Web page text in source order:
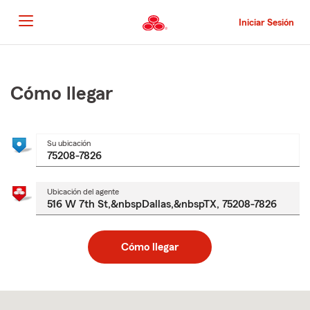
al
contenido
principal
Iniciar Sesión
principal
Cómo llegar
Su ubicación
Ubicación del agente
Cómo llegar
to